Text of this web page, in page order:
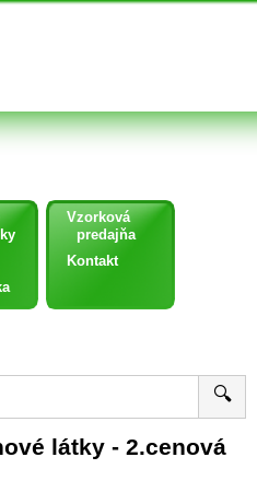
Vzorková
predajňa
Kontakt
🔍
látky - 2.cenová